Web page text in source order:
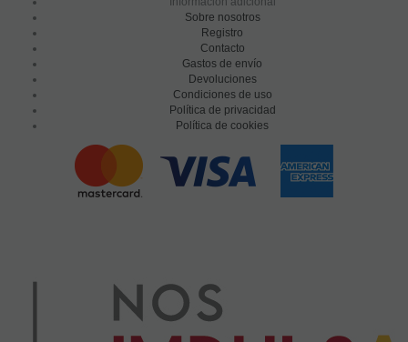
Sobre nosotros
Registro
Contacto
Gastos de envío
Devoluciones
Condiciones de uso
Política de privacidad
Política de cookies